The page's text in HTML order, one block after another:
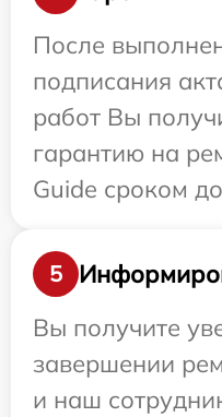
После
подписания
работ Вы
гарантию на
Guide сроком
5
Вы получите
завершении
и наш